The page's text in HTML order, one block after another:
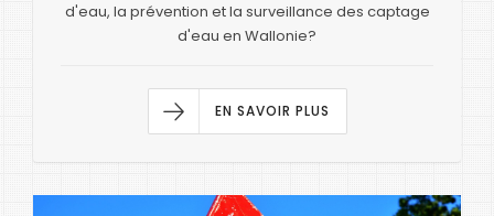
d'eau, la prévention et la surveillance des captage
d'eau en Wallonie?
EN SAVOIR PLUS